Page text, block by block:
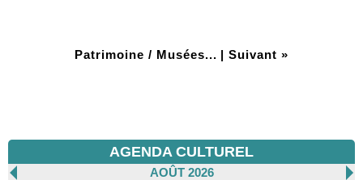
Patrimoine / Musées... | Suivant »
AGENDA CULTUREL
AOÛT 2026